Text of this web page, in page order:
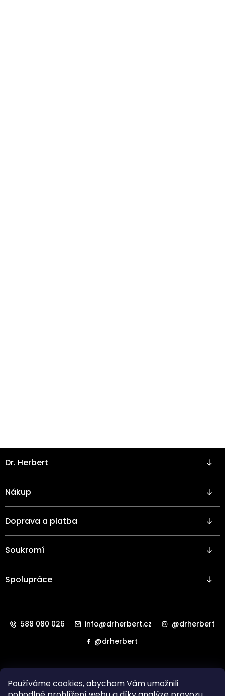
Používáme cookies, abychom Vám umožnili
á
p
a
Dr. Herbert
Nákup
Doprava a platba
Soukromí
Spolupráce
588 080 026 info@drherbert.cz
@drherbert
@drherbert